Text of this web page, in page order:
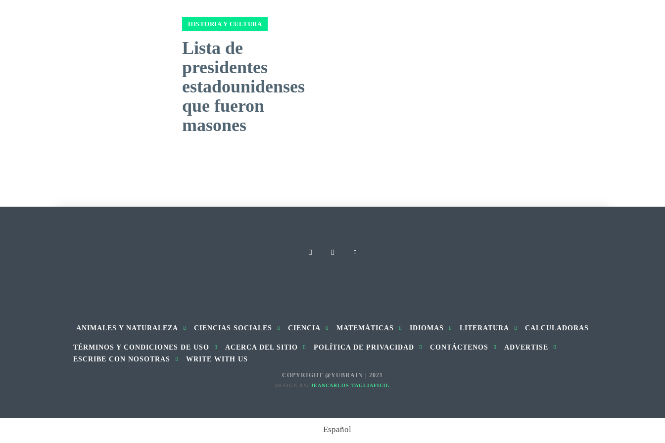
HISTORIA Y CULTURA
Lista de
presidentes
estadounidenses
que fueron
masones
ANIMALES Y NATURALEZA CIENCIAS SOCIALES CIENCIA MATEMÁTICAS IDIOMAS LITERATURA CALCULADORAS
TÉRMINOS Y CONDICIONES DE USO ACERCA DEL SITIO POLÍTICA DE PRIVACIDAD CONTÁCTENOS
ADVERTISE
ESCRIBE CON NOSOTRAS
WRITE WITH US
COPYRIGHT @YUBRAIN | 2021
DESIGN BY: JEANCARLOS TAGLIAFICO.
Español